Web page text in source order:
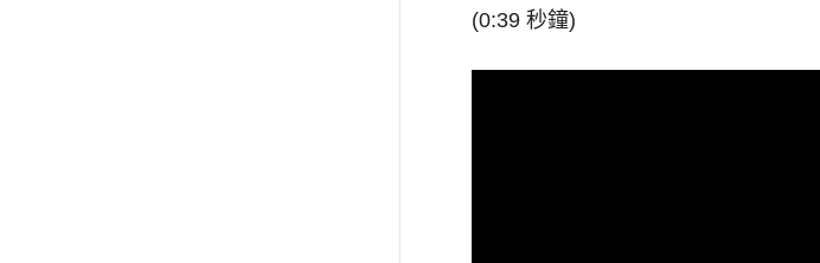
(0:39 秒鐘)